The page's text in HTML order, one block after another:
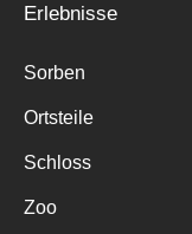
Erlebnisse
Sorben
Ortsteile
Schloss
Zoo